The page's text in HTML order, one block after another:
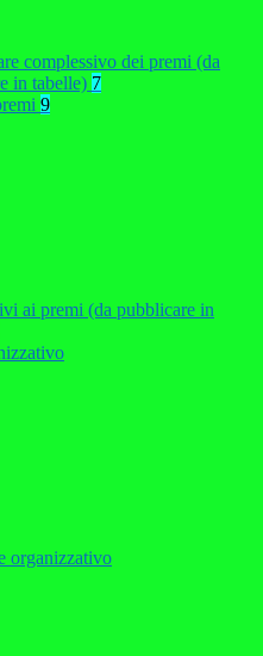
complessivo dei premi (da
in tabelle) 7
9
ai premi (da pubblicare in
organizzativo